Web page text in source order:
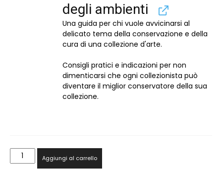
degli ambienti
Una guida per chi vuole avvicinarsi al
delicato tema della conservazione e della
cura di una collezione d'arte.
Consigli pratici e indicazioni per non
dimenticarsi che ogni collezionista può
diventare il miglior conservatore della sua
collezione.
3
Aggiungi al carrello